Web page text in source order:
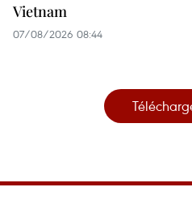
Vietnam
07/08/2026 08:44